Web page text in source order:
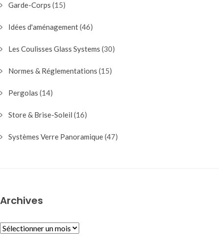
Garde-Corps (15)
Idées d'aménagement(46)
Les Coulisses Glass Systems (30)
Normes & Réglementations (15)
Pergolas (14)
Store & Brise-Soleil (16)
Systèmes Verre Panoramique(47)
Archives
ARCHIVES